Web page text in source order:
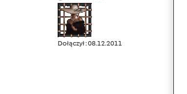
Dołączył : 08.12.2011